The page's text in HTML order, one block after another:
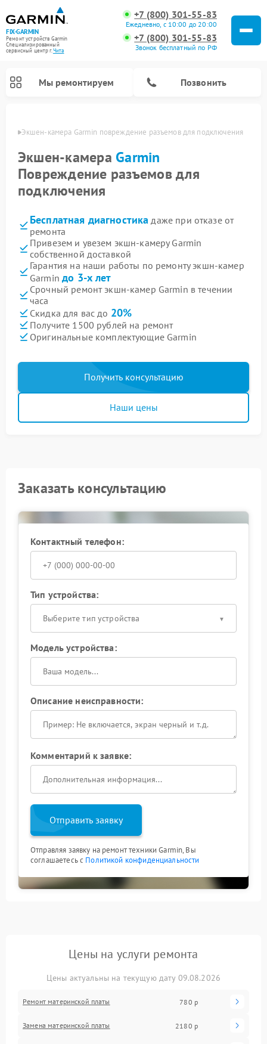
FIX-GARMIN
Ремонт устройств Garmin
Специализированный
cервисный центр г.Чита
+7 (800) 301-55-83
Ежедневно, с 10:00 до 20:00
+7 (800) 301-55-83
Звонок бесплатный по РФ
Мы ремонтируем Позвонить
Экшен-камера Garmin повреждение разъемов для подключения
Экшен-камера Garmin
Повреждение разъемов для
подключения
Бесплатная диагностика даже при отказе от
ремонта
Привезем и увезем экшн-камеру Garmin
собственной доставкой
Гарантия на наши работы по ремонту экшн-камер
Garminдо 3-х лет
Срочный ремонт экшн-камер Garmin в течении
часа
Скидка для вас до 20%
Получите 1500 рублей на ремонт
Оригинальные комплектующие Garmin
Получить консультацию
Наши цены
Заказать консультацию
Контактный телефон:
Тип устройства:
Выберите тип устройства
Модель устройства:
Описание неисправности:
Комментарий к заявке:
Отправить заявку
Отправляя заявку на ремонт техники Garmin, Вы
соглашаетесь с Политикой конфиденциальности
Цены на услуги ремонта
Цены актуальны на текущую дату 09.08.2026
Ремонт материнской платы 780 р
Замена материнской платы 2180 р